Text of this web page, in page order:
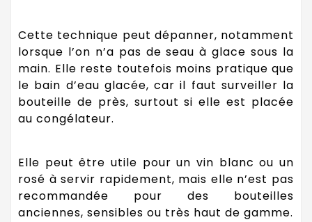
Cette technique peut dépanner, notamment
lorsque l’on n’a pas de seau à glace sous la
main. Elle reste toutefois moins pratique que
le bain d’eau glacée, car il faut surveiller la
bouteille de près, surtout si elle est placée
au congélateur.
Elle peut être utile pour un vin blanc ou un
rosé à servir rapidement, mais elle n’est pas
recommandée pour des bouteilles
anciennes, sensibles ou très haut de gamme.